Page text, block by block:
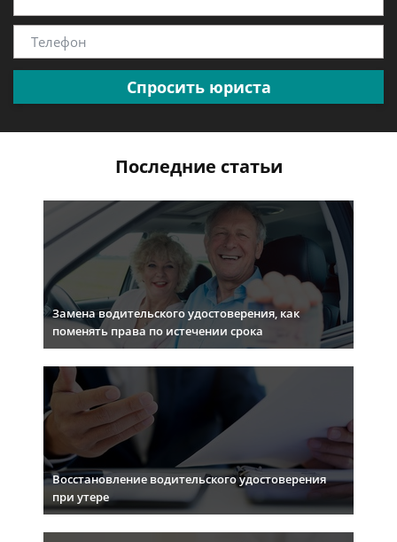
Спросить юриста
Последние статьи
Замена водительского удостоверения, как
поменять права по истечении срока
Восстановление водительского удостоверения
при утере